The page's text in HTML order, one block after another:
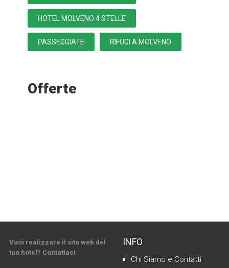
HOTEL MOLVENO 4 STELLE
PASSEGGIATE RIFUGI A MOLVENO
Offerte
Vuoi realizzare il sito web del
tuo hotel? Contattaci
INFO
Chi Siamo e Contatti